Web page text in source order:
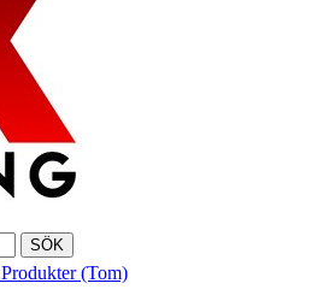
SÖK
Produkter (Tom)